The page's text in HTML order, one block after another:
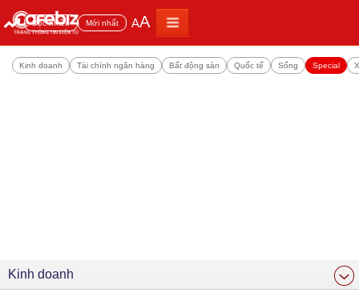
Đọc nhiều Mới nhất AA
Kinh doanh Tài chính ngân hàng Bất động sản Quốc tế Sống Special
Kinh doanh